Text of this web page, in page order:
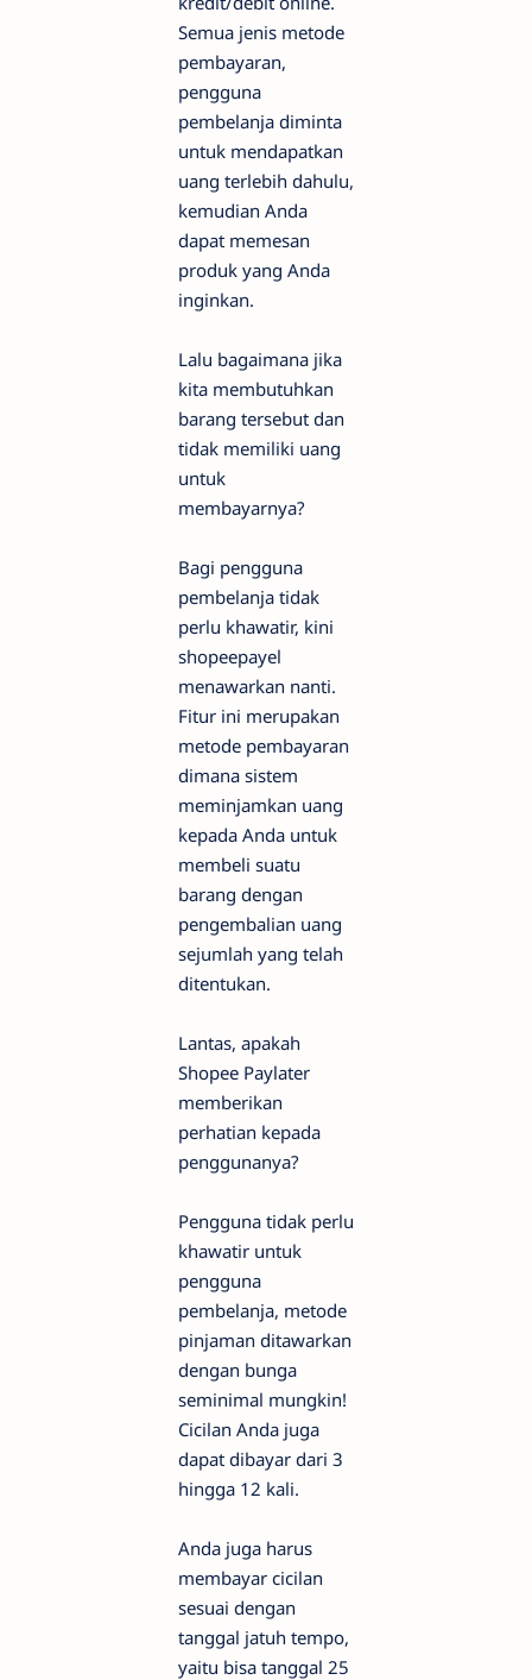
Semua jenis metode
pembayaran,
pengguna
pembelanja diminta
untuk mendapatkan
uang terlebih dahulu,
kemudian Anda
dapat memesan
produk yang Anda
inginkan.
Lalu bagaimana jika
kita membutuhkan
barang tersebut dan
tidak memiliki uang
untuk
membayarnya?
Bagi pengguna
pembelanja tidak
perlu khawatir, kini
shopeepayel
menawarkan nanti.
Fitur ini merupakan
metode pembayaran
dimana sistem
meminjamkan uang
kepada Anda untuk
membeli suatu
barang dengan
pengembalian uang
sejumlah yang telah
ditentukan.
Lantas, apakah
Shopee Paylater
memberikan
perhatian kepada
penggunanya?
Pengguna tidak perlu
khawatir untuk
pengguna
pembelanja, metode
pinjaman ditawarkan
dengan bunga
seminimal mungkin!
Cicilan Anda juga
dapat dibayar dari 3
hingga 12 kali.
Anda juga harus
membayar cicilan
sesuai dengan
tanggal jatuh tempo,
yaitu bisa tanggal 25